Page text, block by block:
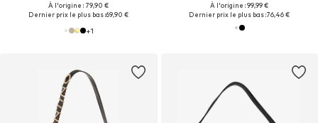
À l'origine : 79,90 €
Dernier prix le plus bas :69,90 €
+1
À l'origine : 99,99 €
Dernier prix le plus bas :76,46 €